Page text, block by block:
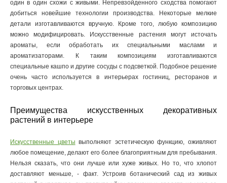
один в один схожи с живыми. Непревзойденного сходства помогают
добиться новейшие технологии производства. Некоторые мелкие
детали изготавливаются вручную. Кроме того, любую композицию
можно модифицировать. Искусственные растения могут источать
ароматы, если обработать их специальными маслами и
ароматизаторами. К таким композициям изготавливаются
специальные кашпо и другие сосуды с подсветкой. Подобное решение
очень часто используется в интерьерах гостиниц, ресторанов и
торговых центрах.
Преимущества искусственных декоративных
растений в интерьере
Искусственные цветы выполняют эстетическую функцию, оживляют
любое помещение, делают его более благоприятным для пребывания.
Нельзя сказать, что они лучше или хуже живых. Но то, что хлопот
доставляют меньше, - факт. Устроив ботанический сад из живых